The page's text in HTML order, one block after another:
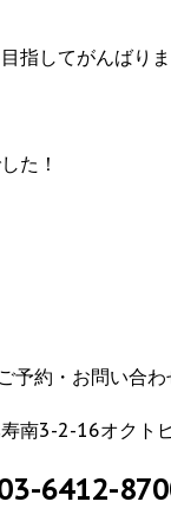
指してがんばり
た！
ご予約・お問い合わ
南3-2-16オクト
6412-